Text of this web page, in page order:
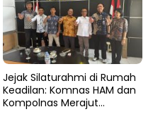
Jejak Silaturahmi di Rumah
Keadilan: Komnas HAM dan
Kompolnas Merajut